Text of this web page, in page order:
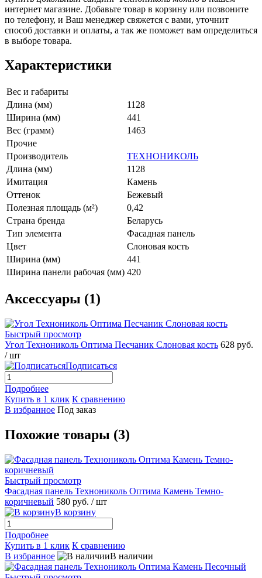
интернет магазине. Добавьте товар в корзину или позвоните
по телефону, и Ваш менеджер свяжется с вами, уточнит
способ доставки и оплаты, а так же поможет вам определиться
в выборе товара.
Характеристики
Вес и габариты
Длина (мм)
1128
Ширина (мм)
441
Вес (грамм)
1463
Прочие
Производитель
ТЕХНОНИКОЛЬ
Длина (мм)
1128
Имитация
Камень
Оттенок
Бежевый
Полезная площадь (м²)
0,42
Страна бренда
Беларусь
Тип элемента
Фасадная панель
Цвет
Слоновая кость
Ширина (мм)
441
Ширина панели рабочая (мм) 420
Аксессуары (1)
Быстрый просмотр
Угол Технониколь Оптима Песчаник Слоновая кость 628 руб.
/ шт
Подписаться
Подробнее
Купить в 1 клик К сравнению
В избранное Под заказ
Похожие товары (3)
Быстрый просмотр
Фасадная панель Технониколь Оптима Камень Темно-
коричневый 580 руб. / шт
В корзину
Подробнее
Купить в 1 клик К сравнению
В избранное
В наличии